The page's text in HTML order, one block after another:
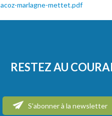
acoz-marlagne-mettet.pdf
RESTEZ AU
S'abonner à la newsletter